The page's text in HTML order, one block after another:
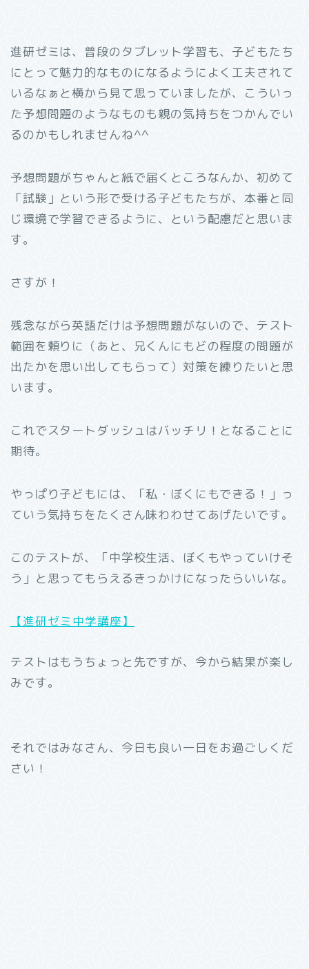
進研ゼミは、普段のタブレット学習も、子どもたち
にとって魅力的なものになるようによく工夫されて
いるなぁと横から見て思っていましたが、こういっ
た予想問題のようなものも親の気持ちをつかんでい
るのかもしれませんね^^
予想問題がちゃんと紙で届くところなんか、初めて
「試験」という形で受ける子どもたちが、本番と同
じ環境で学習できるように、という配慮だと思いま
す。
さすが！
残念ながら英語だけは予想問題がないので、テスト
範囲を頼りに（あと、兄くんにもどの程度の問題が
出たかを思い出してもらって）対策を練りたいと思
います。
これでスタートダッシュはバッチリ！となることに
期待。
やっぱり子どもには、「私・ぼくにもできる！」っ
ていう気持ちをたくさん味わわせてあげたいです。
このテストが、「中学校生活、ぼくもやっていけそ
う」と思ってもらえるきっかけになったらいいな。
【進研ゼミ中学講座】
テストはもうちょっと先ですが、今から結果が楽し
みです。
それではみなさん、今日も良い一日をお過ごしくだ
さい！